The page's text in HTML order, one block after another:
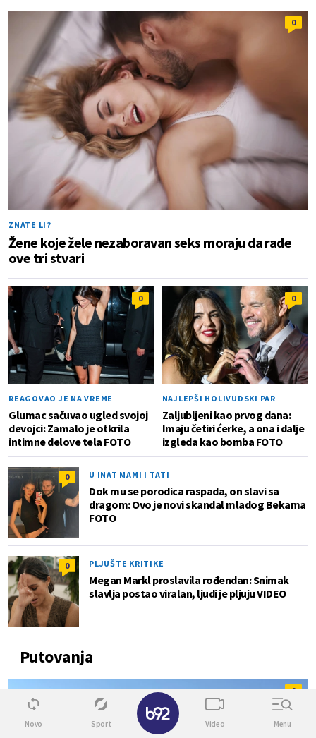
0
ZNATE LI?
Žene koje žele nezaboravan seks moraju da rade
ove tri stvari
0
REAGOVAO JE NA VREME
Glumac sačuvao ugled svojoj
devojci: Zamalo je otkrila
intimne delove tela FOTO
0
NAJLEPŠI HOLIVUDSKI PAR
Zaljubljeni kao prvog dana:
Imaju četiri ćerke, a ona i dalje
izgleda kao bomba FOTO
0 U INAT MAMI I TATI
Dok mu se porodica raspada, on slavi sa
dragom: Ovo je novi skandal mladog Bekama
FOTO
0 PLJUŠTE KRITIKE
Megan Markl proslavila rođendan: Snimak
slavlja postao viralan, ljudi je pljuju VIDEO
Putovanja
0
Novo Sport Video Menu
✕